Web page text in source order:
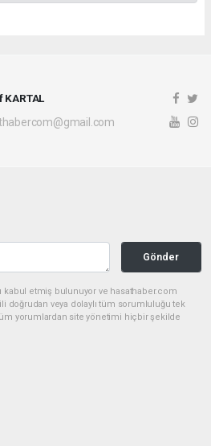
KARTAL
Gönder
kabul etmiş bulunuyor ve hasathaber.com
doğrudan veya dolaylı tüm sorumluluğu tek
yorumlardan site yönetimi hiçbir şekilde